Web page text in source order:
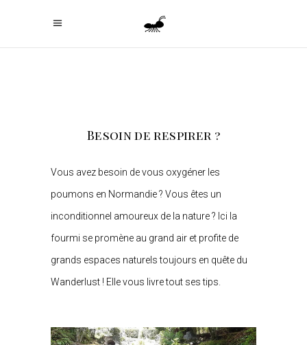
Besoin de respirer ?
Vous avez besoin de vous oxygéner les
poumons en Normandie ? Vous êtes un
inconditionnel amoureux de la nature ? Ici la
fourmi se promène au grand air et profite de
grands espaces naturels toujours en quête du
Wanderlust ! Elle vous livre tout ses tips.